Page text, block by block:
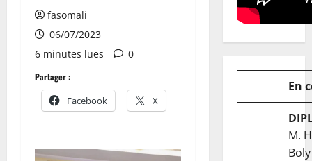
fasomali
06/07/2023
6 minutes lues
0
Partager :
Facebook X
En
M.
Boly